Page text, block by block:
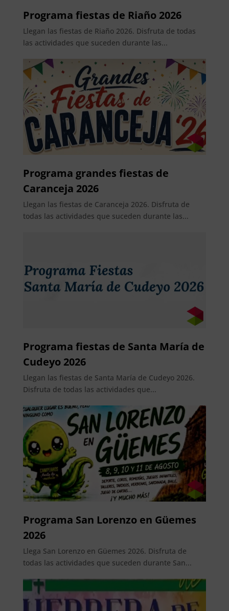
Programa fiestas de Riaño 2026
Llegan las fiestas de Riaño 2026. Disfruta de todas
las actividades que suceden durante las...
Programa grandes fiestas de
Caranceja 2026
Llegan las fiestas de Caranceja 2026. Disfruta de
todas las actividades que suceden durante las...
Programa fiestas de Santa María de
Cudeyo 2026
Llegan las fiestas de Santa María de Cudeyo 2026.
Disfruta de todas las actividades que...
Programa San Lorenzo en Güemes
2026
Llega San Lorenzo en Güemes 2026. Disfruta de
todas las actividades que suceden durante San...